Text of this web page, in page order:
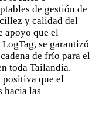
de gestión de
y calidad del
apoyo que el
se garantizó
de frío para el
toda Tailandia.
positiva que el
hacia las